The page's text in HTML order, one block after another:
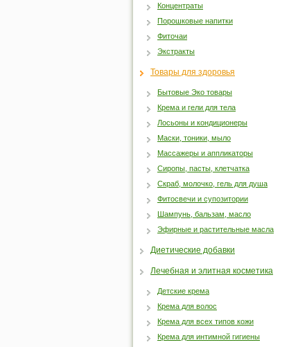
Концентраты
Порошковые напитки
Фиточаи
Экстракты
Товары для здоровья
Бытовые Эко товары
Крема и гели для тела
Лосьоны и кондиционеры
Маски, тоники, мыло
Массажеры и аппликаторы
Сиропы, пасты, клетчатка
Скраб, молочко, гель для душа
Фитосвечи и супозитории
Шампунь, бальзам, масло
Эфирные и растительные масла
Диетические добавки
Лечебная и элитная косметика
Детские крема
Крема для волос
Крема для всех типов кожи
Крема для интимной гигиены